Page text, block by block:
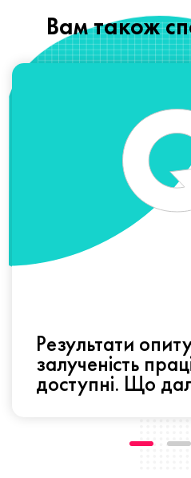
Вам також
Результати
залученість
доступні. Що